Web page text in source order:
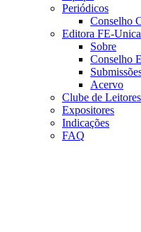
Periódicos
Conselho
Editora FE-
Sobre
Conselho
Acervo
Clube de Leitores
Expositores
Indicações
FAQ